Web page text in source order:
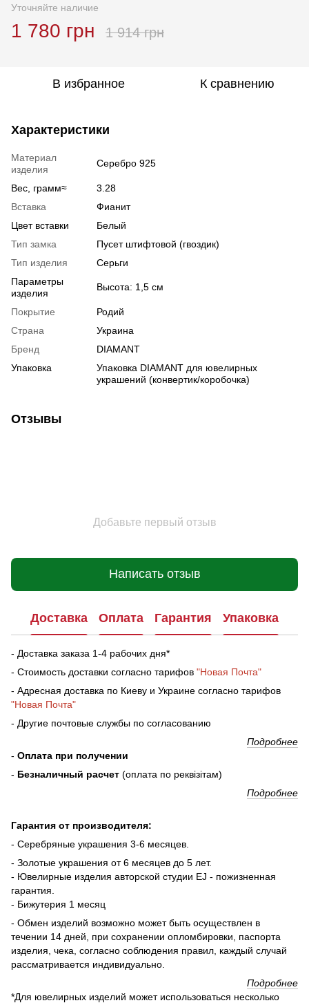
Уточняйте наличие
1 780 грн 1 914 грн
В избранное К сравнению
Характеристики
Материал
изделия
Серебро 925
Вес, грамм≈
3.28
Вставка
Фианит
Цвет вставки
Белый
Тип замка
Пусет штифтовой (гвоздик)
Тип изделия
Серьги
Параметры
изделия
Высота: 1,5 см
Покрытие
Родий
Страна
Украина
Бренд
DIAMANT
Упаковка
Упаковка DIAMANT для ювелирных
украшений (конвертик/коробочка)
Отзывы
Добавьте первый отзыв
Написать отзыв
Доставка Оплата Гарантия Упаковка
- Доставка заказа 1-4 рабочих дня*
- Стоимость доставки согласно тарифов "Новая Почта"
- Адресная доставка по Киеву и Украине согласно тарифов
"Новая Почта"
- Другие почтовые службы по согласованию
Подробнее
- Оплата при получении
- Безналичный расчет (оплата по реквізітам)
Подробнее
Гарантия от производителя:
- Серебряные украшения 3-6 месяцев.
- Золотые украшения от 6 месяцев до 5 лет.
- Ювелирные изделия авторской студии EJ - пожизненная
гарантия.
- Бижутерия 1 месяц
- Обмен изделий возможно может быть осуществлен в
течении 14 дней, при сохранении опломбировки, паспорта
изделия, чека, согласно соблюдения правил, каждый случай
рассматривается индивидуально.
Подробнее
*Для ювелирных изделий может использоваться несколько